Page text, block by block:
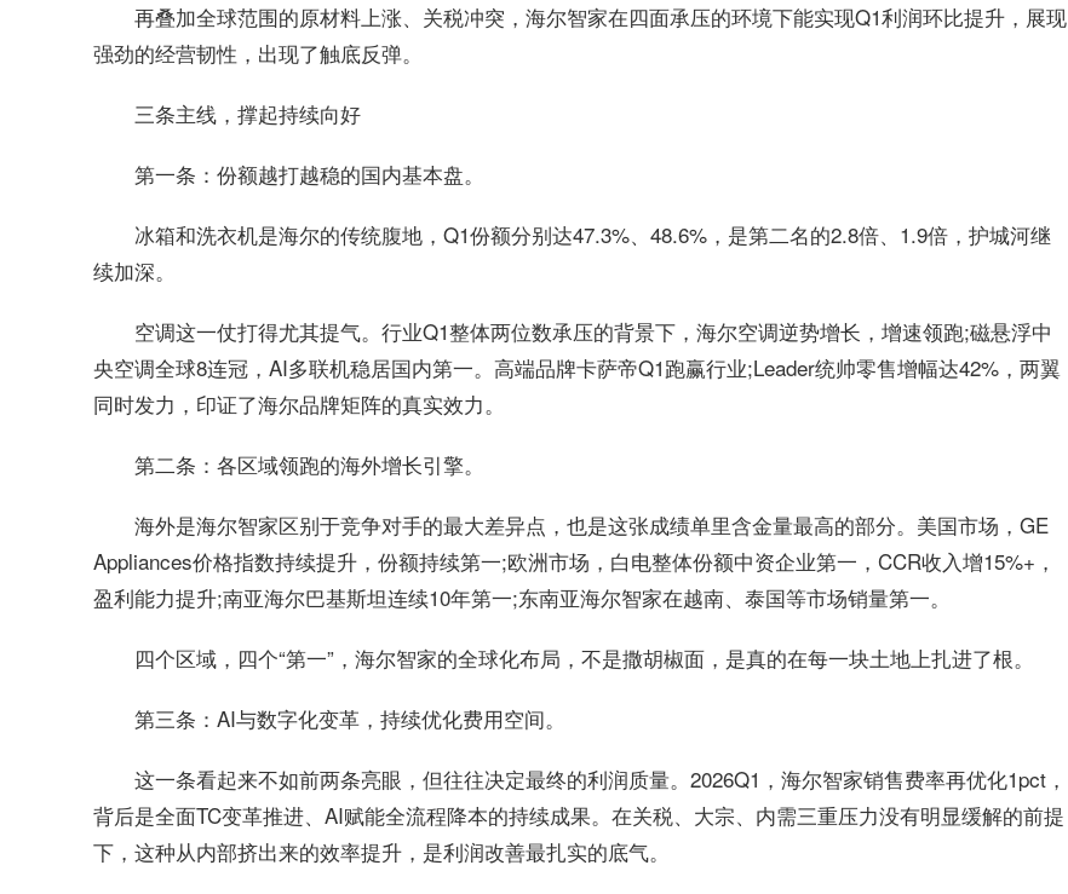
再叠加全球范围的原材料上涨、关税冲突，海尔智家在四面承压的环境下能实现Q1利润环比提升，展现
强劲的经营韧性，出现了触底反弹。
三条主线，撑起持续向好
第一条：份额越打越稳的国内基本盘。
冰箱和洗衣机是海尔的传统腹地，Q1份额分别达47.3%、48.6%，是第二名的2.8倍、1.9倍，护城河继
续加深。
空调这一仗打得尤其提气。行业Q1整体两位数承压的背景下，海尔空调逆势增长，增速领跑;磁悬浮中
央空调全球8连冠，AI多联机稳居国内第一。高端品牌卡萨帝Q1跑赢行业;Leader统帅零售增幅达42%，两翼
同时发力，印证了海尔品牌矩阵的真实效力。
第二条：各区域领跑的海外增长引擎。
海外是海尔智家区别于竞争对手的最大差异点，也是这张成绩单里含金量最高的部分。美国市场，GE
Appliances价格指数持续提升，份额持续第一;欧洲市场，白电整体份额中资企业第一，CCR收入增15%+，
盈利能力提升;南亚海尔巴基斯坦连续10年第一;东南亚海尔智家在越南、泰国等市场销量第一。
四个区域，四个“第一”，海尔智家的全球化布局，不是撒胡椒面，是真的在每一块土地上扎进了根。
第三条：AI与数字化变革，持续优化费用空间。
这一条看起来不如前两条亮眼，但往往决定最终的利润质量。2026Q1，海尔智家销售费率再优化1pct，
背后是全面TC变革推进、AI赋能全流程降本的持续成果。在关税、大宗、内需三重压力没有明显缓解的前提
下，这种从内部挤出来的效率提升，是利润改善最扎实的底气。